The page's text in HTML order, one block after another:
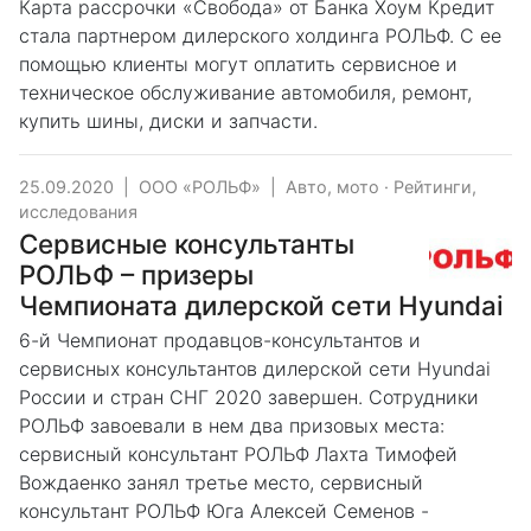
Карта рассрочки «Свобода» от Банка Хоум Кредит
стала партнером дилерского холдинга РОЛЬФ. С ее
помощью клиенты могут оплатить сервисное и
техническое обслуживание автомобиля, ремонт,
купить шины, диски и запчасти.
25.09.2020 ООО «РОЛЬФ» Авто, мото · Рейтинги,
исследования
Сервисные консультанты
РОЛЬФ – призеры
Чемпионата дилерской сети Hyundai
6-й Чемпионат продавцов-консультантов и
сервисных консультантов дилерской сети Hyundai
России и стран СНГ 2020 завершен. Сотрудники
РОЛЬФ завоевали в нем два призовых места:
сервисный консультант РОЛЬФ Лахта Тимофей
Вождаенко занял третье место, сервисный
консультант РОЛЬФ Юга Алексей Семенов -